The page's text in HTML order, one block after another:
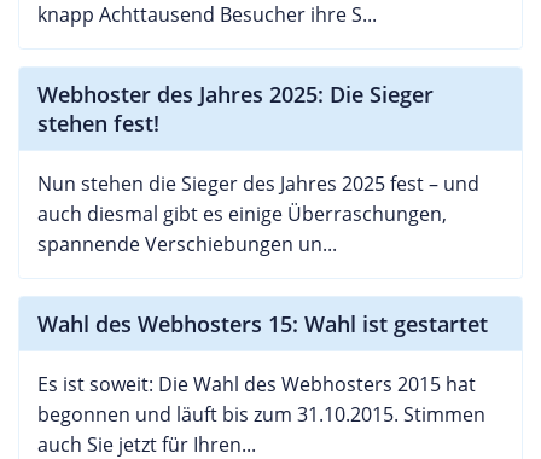
knapp Achttausend Besucher ihre S...
Webhoster des Jahres 2025: Die Sieger
stehen fest!
Nun stehen die Sieger des Jahres 2025 fest – und
auch diesmal gibt es einige Überraschungen,
spannende Verschiebungen un...
Wahl des Webhosters 15: Wahl ist gestartet
Es ist soweit: Die Wahl des Webhosters 2015 hat
begonnen und läuft bis zum 31.10.2015. Stimmen
auch Sie jetzt für Ihren...